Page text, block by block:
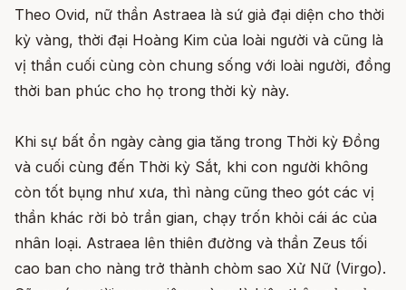
Theo Ovid, nữ thần Astraea là sứ giả đại diện cho thời
kỳ vàng, thời đại Hoàng Kim của loài người và cũng là
vị thần cuối cùng còn chung sống với loài người, đồng
thời ban phúc cho họ trong thời kỳ này.
Khi sự bất ổn ngày càng gia tăng trong Thời kỳ Đồng
và cuối cùng đến Thời kỳ Sắt, khi con người không
còn tốt bụng như xưa, thì nàng cũng theo gót các vị
thần khác rời bỏ trần gian, chạy trốn khỏi cái ác của
nhân loại. Astraea lên thiên đường và thần Zeus tối
cao ban cho nàng trở thành chòm sao Xử Nữ (Virgo).